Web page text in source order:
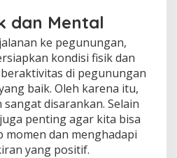
dan Mental
ke pegunungan,
kondisi fisik dan
di pegunungan
baik. Oleh karena itu,
disarankan. Selain
penting agar kita bisa
momen dan menghadapi
yang positif.